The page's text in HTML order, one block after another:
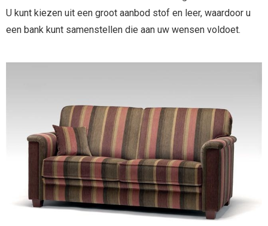
U kunt kiezen uit een groot aanbod stof en leer, waardoor u
een bank kunt samenstellen die aan uw wensen voldoet.